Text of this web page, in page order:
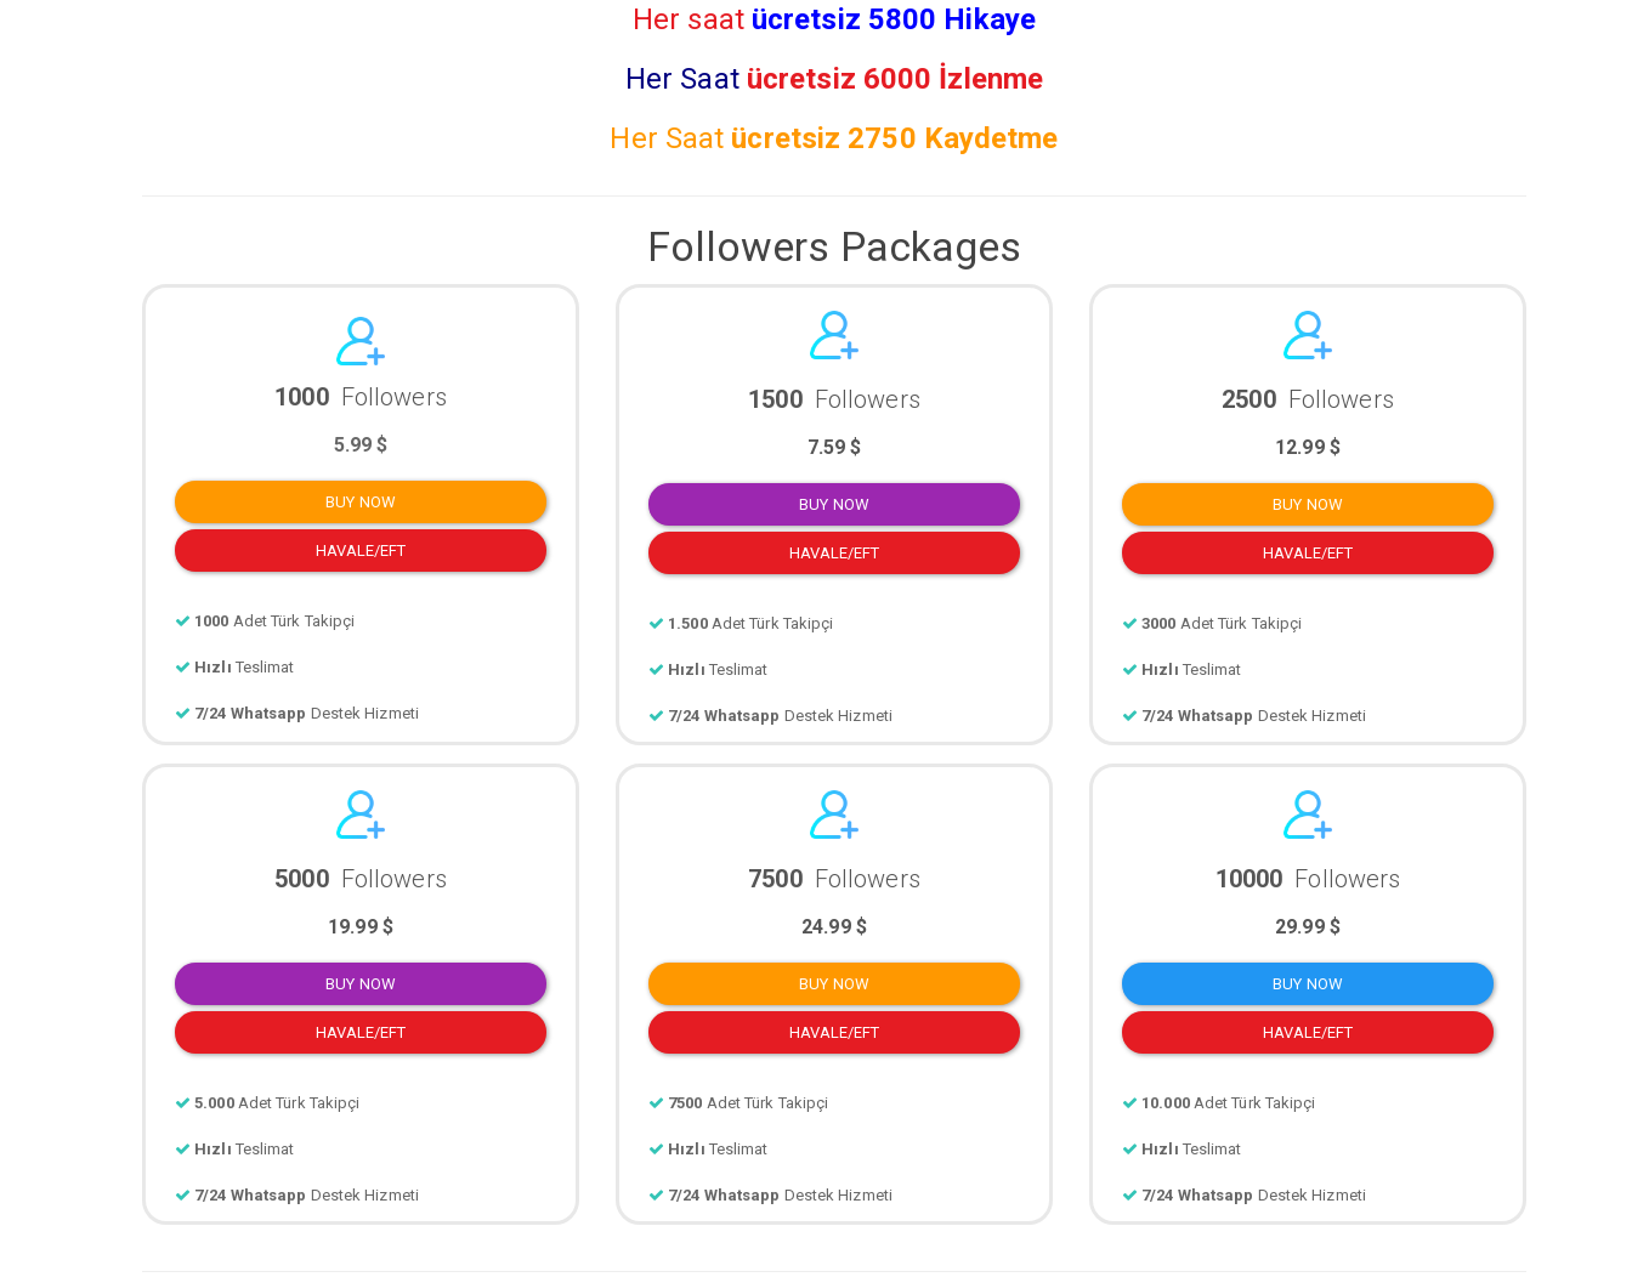
Her saat ücretsiz 5800 Hikaye
Her Saat ücretsiz 6000 İzlenme
Her Saat ücretsiz 2750 Kaydetme
Followers Packages
1000 Followers
5.99 $
BUY NOW
HAVALE/EFT
1000 Adet Türk Takipçi
Hızlı Teslimat
7/24 Whatsapp Destek Hizmeti
1500 Followers
7.59 $
BUY NOW
HAVALE/EFT
1.500 Adet Türk Takipçi
Hızlı Teslimat
7/24 Whatsapp Destek Hizmeti
2500 Followers
12.99 $
BUY NOW
HAVALE/EFT
3000 Adet Türk Takipçi
Hızlı Teslimat
7/24 Whatsapp Destek Hizmeti
5000 Followers
19.99 $
BUY NOW
HAVALE/EFT
5.000 Adet Türk Takipçi
Hızlı Teslimat
7/24 Whatsapp Destek Hizmeti
7500 Followers
24.99 $
BUY NOW
HAVALE/EFT
7500 Adet Türk Takipçi
Hızlı Teslimat
7/24 Whatsapp Destek Hizmeti
10000 Followers
29.99 $
BUY NOW
HAVALE/EFT
10.000 Adet Türk Takipçi
Hızlı Teslimat
7/24 Whatsapp Destek Hizmeti